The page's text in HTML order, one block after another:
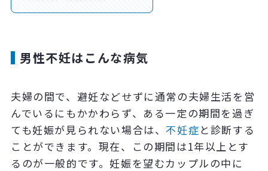
男性不妊はこんな病気
夫婦の間で、避妊などせずに通常の夫婦生活を営
んでいるにもかかわらず、ある一定の期間を過ぎ
ても妊娠が見られない場合は、不妊症と診断する
ことができます。現在、この期間は1年以上とす
るのが一般的です。妊娠を望むカップルの中に